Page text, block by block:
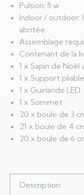
Pulsion: 5 w
Indoor / outdoor:
abritée
Assemblage
Contenant de la
1 x Sapin de Noël
1 x Support pliable
1 x Guirlande LED
1 x Sommet
20 x boule de 3
21 x boule de 4
20 x boule de 6
Description